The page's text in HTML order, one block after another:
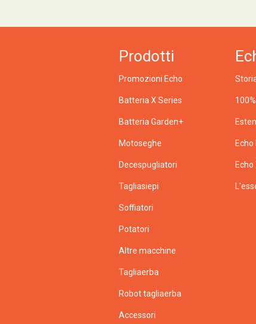
Prodotti
Promozioni Echo
Batteria X Series
Batteria Garden+
Motoseghe
Decespugliatori
Tagliasiepi
Soffiatori
Potatori
Altre macchine
Tagliaerba
Robot tagliaerba
Accessori
Echo